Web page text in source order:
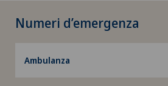
Numeri d’emergenza
Ambulanza